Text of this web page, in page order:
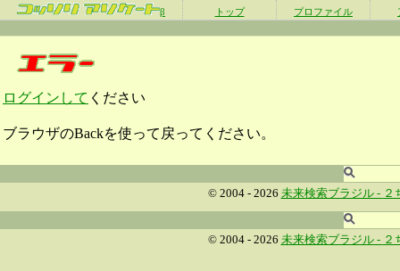
β トップ プロファイル
ログインして ください
ブラウザのBackを使って戻ってください。
© 2004 - 2026 未来検索ブラジル - ２
© 2004 - 2026 未来検索ブラジル - ２